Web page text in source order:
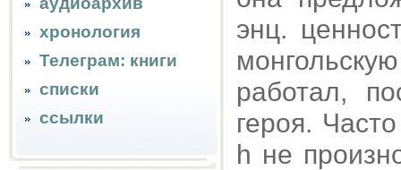
хронология
Телеграм: книги
списки
ссылки
энц.
работал,
героя.
h не